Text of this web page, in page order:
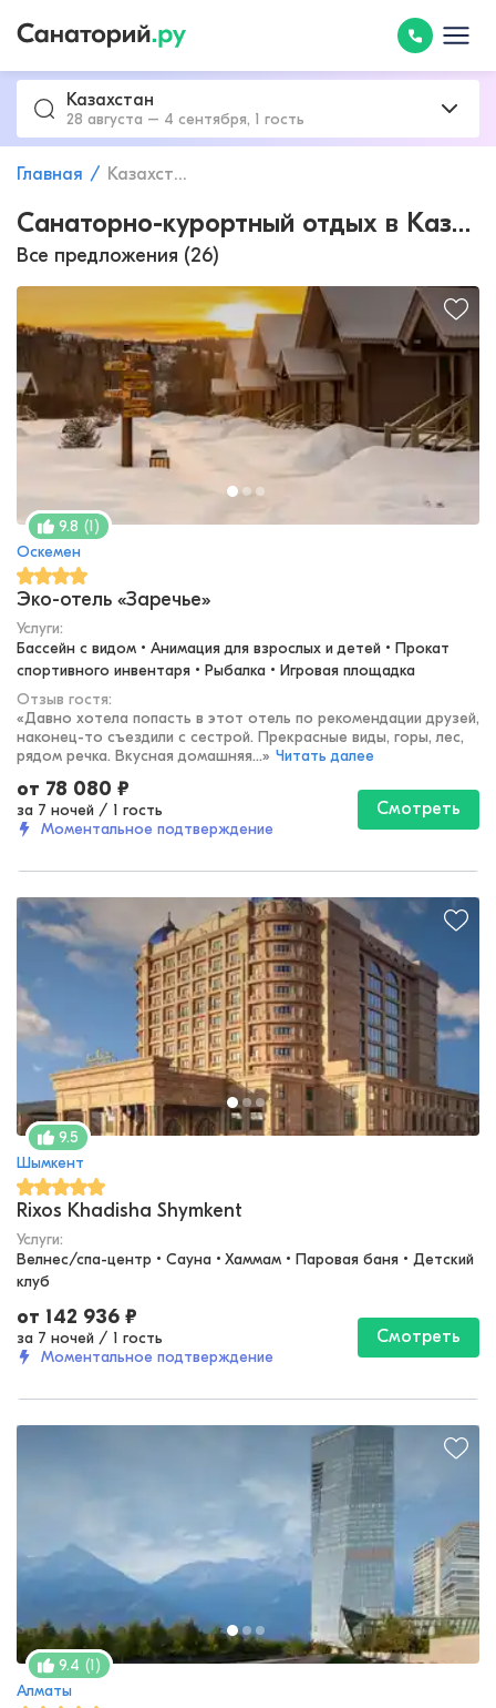
Казахстан
28 августа – 4 сентября, 1 гость
Главная Казахстан
Санаторно-курортный отдых в Казахстане с лечением
Все предложения (26)
9.8 (1)
Оскемен
Эко-отель «Заречье»
Услуги:
Бассейн с видом • Анимация для взрослых и детей • Прокат
спортивного инвентаря • Рыбалка • Игровая площадка
Отзыв гостя:
«Давно хотела попасть в этот отель по рекомендации друзей,
наконец-то съездили с сестрой. Прекрасные виды, горы, лес,
рядом речка. Вкусная домашняя...» Читать далее
от 78 080 ₽
за 7 ночей / 1 гость
Моментальное подтверждение
Смотреть
9.5
Шымкент
Rixos Khadisha Shymkent
Услуги:
Велнес/спа-центр • Сауна • Хаммам • Паровая баня • Детский
клуб
от 142 936 ₽
за 7 ночей / 1 гость
Моментальное подтверждение
Смотреть
9.4 (1)
Алматы